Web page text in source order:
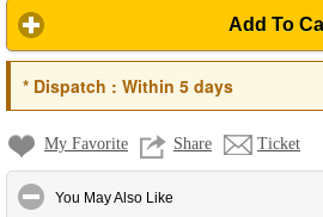
Add To
*Dispatch : Within 5 days
My Favorite Share Ticket
You May Also Like